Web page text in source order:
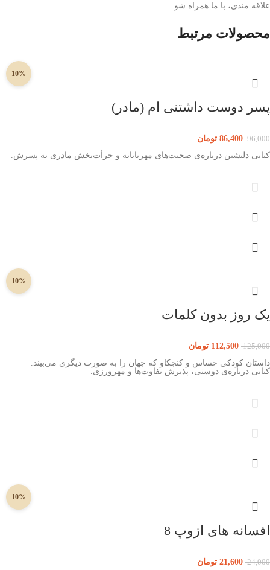
علاقه مندی، با ما همراه شو.
محصولات مرتبط
10%
پسر دوست داشتنی ام (مادر)
96,000
86,400 تومان
کتابی دلنشین درباره‌ی صحبت‌های مهربانانه و جرأت‌بخش مادری به پسرش.
10%
یک روز بدون کلمات
125,000
112,500 تومان
داستان کودکی حساس و کنجکاو که جهان را به صورت دیگری می‌بیند.
کتابی درباره‌ی دوستی، پذیرش تفاوت‌ها و مهرورزی.
10%
افسانه های ازوپ 8
24,000
21,600 تومان